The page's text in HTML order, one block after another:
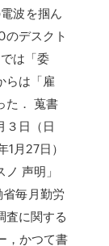
波を掴ん
デスクト
は「委
らは「雇
た． 蒐書
３日（日
月27日）
声明」
省毎月勤労
査に関する
，かつて書